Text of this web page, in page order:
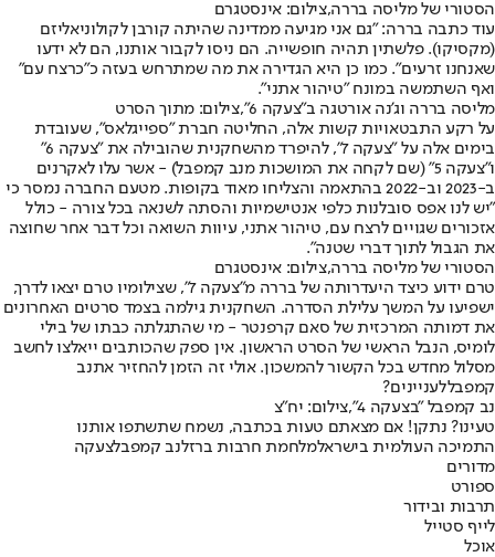
הסטורי של מליסה בררה,צילום: אינסטגרם
עוד כתבה בררה: "גם אני מגיעה ממדינה שהיתה קורבן לקולוניאליזם
(מקסיקו). פלשתין תהיה חופשייה. הם ניסו לקבור אותנו, הם לא ידעו
שאנחנו זרעים". כמו כן היא הגדירה את מה שמתרחש בעזה כ"כרצח עם"
ואף השתמשה במונח "טיהור אתני".
מליסה בררה וג'נה אורטגה ב"צעקה 6",צילום: מתוך הסרט
על רקע התבטאויות קשות אלה, החליטה חברת "ספייגלאס", שעובדת
בימים אלה על "צעקה 7", להיפרד מהשחקנית שהובילה את "צעקה 6"
ו"צעקה 5" (שם לקחה את המושכות מנב קמפבל) - אשר עלו לאקרנים
ב-2023 וב-2022 בהתאמה והצליחו מאוד בקופות. מטעם החברה נמסר כי
"יש לנו אפס סובלנות כלפי אנטישמיות והסתה לשנאה בכל צורה - כולל
אזכורים שגויים לרצח עם, טיהור אתני, עיוות השואה וכל דבר אחר שחוצה
את הגבול לתוך דברי שטנה".
הסטורי של מליסה בררה,צילום: אינסטגרם
טרם ידוע כיצד היעדרותה של בררה מ"צעקה 7", שצילומיו טרם יצאו לדרך,
ישפיעו על המשך עלילת הסדרה. השחקנית גילמה בצמד סרטים האחרונים
את דמותה המרכזית של סאם קרפנטר - מי שהתגלתה כבתו של בילי
לומיס, הנבל הראשי של הסרט הראשון. אין ספק שהכותבים ייאלצו לחשב
מסלול מחדש בכל הקשור להמשכון. אולי זה הזמן להחזיר אתנב
קמפבללעניינים?
נב קמפבל "בצעקה 4",צילום: יח"צ
טעינו? נתקן! אם מצאתם טעות בכתבה, נשמח שתשתפו אותנו
התמיכה העולמית בישראלמלחמת חרבות ברזלנב קמפבלצעקה
מדורים
ספורט
תרבות ובידור
לייף סטייל
אוכל